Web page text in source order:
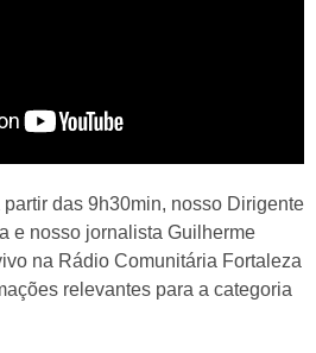
das 9h30min, nosso Dirigente
e nosso jornalista Guilherme
na Rádio Comunitária Fortaleza
relevantes para a categoria